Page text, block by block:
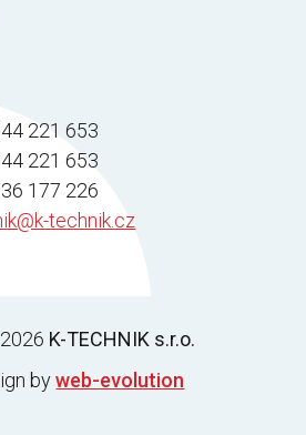
221 653
221 653
177 226
technik.cz
K-TECHNIK s.r.o.
byweb-evolution